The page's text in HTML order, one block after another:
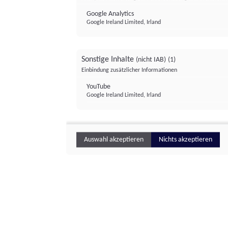
Google Analytics
Google Ireland Limited, Irland
Sonstige Inhalte (nicht IAB) (1)
Einbindung zusätzlicher Informationen
YouTube
Google Ireland Limited, Irland
Auswahl akzeptieren Nichts akzeptieren